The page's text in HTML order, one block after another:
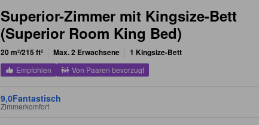
Superior-Zimmer mit Kingsize-Bett
(Superior Room King Bed)
20 m²/215 ft² Max. 2 Erwachsene 1 Kingsize-Bett
Empfohlen Von Paaren bevorzugt
9,0Fantastisch
Zimmerkomfort